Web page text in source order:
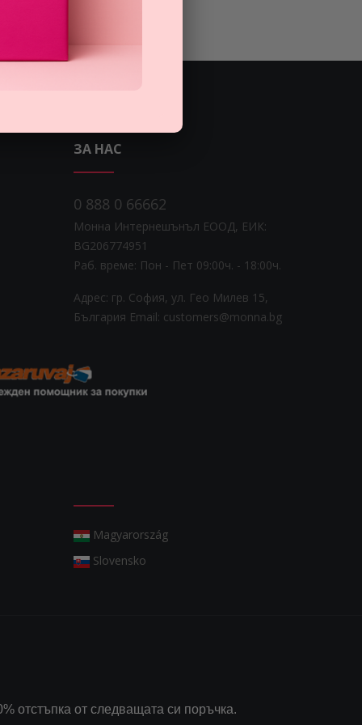
ЗА НАС
0 888 0 66662
Монна Интернешънъл ЕООД, ЕИК:
BG206774951
Раб. време: Пoн - Пет 09:00ч. - 18:00ч.
Адрес: гр. София, ул. Гео Милев 15,
България Email: customers@monna.bg
Magyarország
Slovensko
отстъпка от следващата си поръчка.